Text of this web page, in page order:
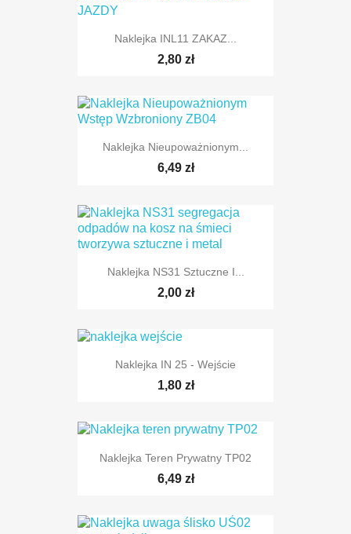
Naklejka INL11 ZAKAZ...
2,80 zł
Naklejka Nieupoważnionym...
6,49 zł
Naklejka NS31 Sztuczne I...
2,00 zł
Naklejka IN 25 - Wejście
1,80 zł
Naklejka Teren Prywatny TP02
6,49 zł